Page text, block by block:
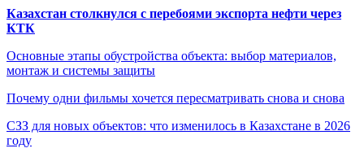
Казахстан столкнулся с перебоями экспорта нефти через
КТК
Основные этапы обустройства объекта: выбор материалов,
монтаж и системы защиты
Почему одни фильмы хочется пересматривать снова и снова
СЗЗ для новых объектов: что изменилось в Казахстане в 2026
году